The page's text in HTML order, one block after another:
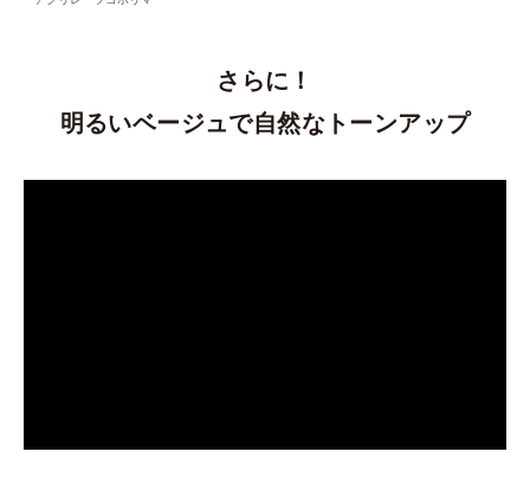
さらに！
明るいベージュで自然なトーンアップ